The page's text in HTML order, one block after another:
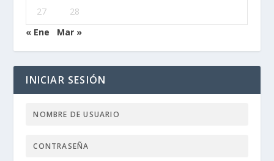
27
28
« Ene
Mar »
INICIAR SESIÓN